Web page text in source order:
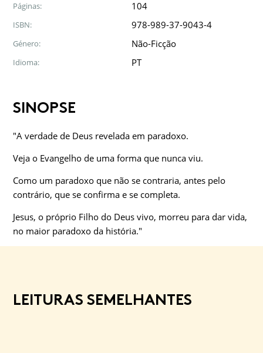
Páginas: 104
ISBN: 978-989-37-9043-4
Género: Não-Ficção
Idioma: PT
SINOPSE
"A verdade de Deus revelada em paradoxo.
Veja o Evangelho de uma forma que nunca viu.
Como um paradoxo que não se contraria, antes pelo
contrário, que se confirma e se completa.
Jesus, o próprio Filho do Deus vivo, morreu para dar vida,
no maior paradoxo da história."
LEITURAS SEMELHANTES